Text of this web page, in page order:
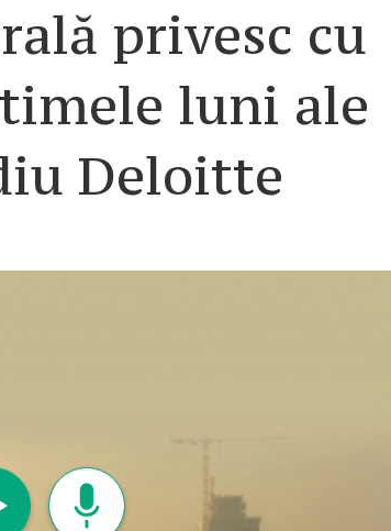
privesc cu
luni ale
Deloitte